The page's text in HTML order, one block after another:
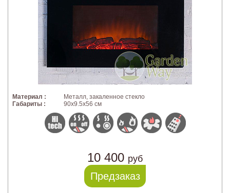
Материал :
Металл, закаленное стекло
Габариты :
90x9.5x56 см
10 400 руб
Предзаказ